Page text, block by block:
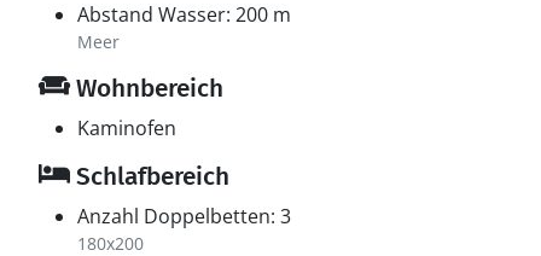
Abstand Wasser: 200 m
Meer
Wohnbereich
Kaminofen
Schlafbereich
Anzahl Doppelbetten: 3
180x200